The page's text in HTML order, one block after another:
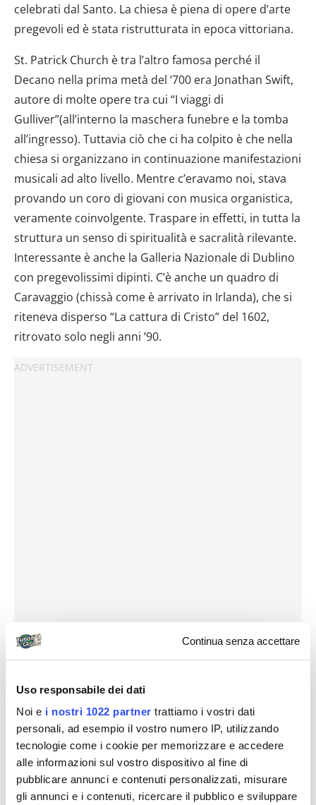
Continua senza accettare
Uso responsabile dei dati
Noi e i nostri 1022 partner trattiamo i vostri dati
personali, ad esempio il vostro numero IP, utilizzando
tecnologie come i cookie per memorizzare e accedere
alle informazioni sul vostro dispositivo al fine di
pubblicare annunci e contenuti personalizzati, misurare
gli annunci e i contenuti, ricercare il pubblico e sviluppare
celebrati dal Santo. La chiesa è piena di opere d’arte
pregevoli ed è stata ristrutturata in epoca vittoriana.
St. Patrick Church è tra l’altro famosa perché il
Decano nella prima metà del ‘700 era Jonathan Swift,
autore di molte opere tra cui “I viaggi di
Gulliver”(all’interno la maschera funebre e la tomba
all’ingresso). Tuttavia ciò che ci ha colpito è che nella
chiesa si organizzano in continuazione manifestazioni
musicali ad alto livello. Mentre c’eravamo noi, stava
provando un coro di giovani con musica organistica,
veramente coinvolgente. Traspare in effetti, in tutta la
struttura un senso di spiritualità e sacralità rilevante.
Interessante è anche la Galleria Nazionale di Dublino
con pregevolissimi dipinti. C’è anche un quadro di
Caravaggio (chissà come è arrivato in Irlanda), che si
riteneva disperso “La cattura di Cristo” del 1602,
ritrovato solo negli anni ’90.